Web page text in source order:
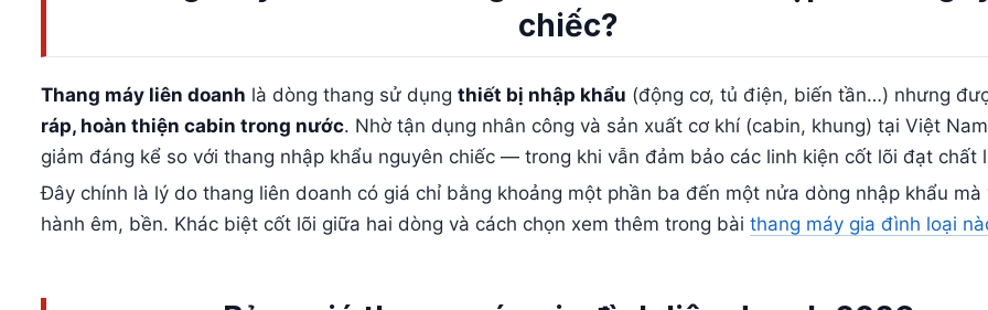
chiếc?
Thang máy liên doanh là dòng thang sử dụng thiết bị nhập khẩu (động cơ, tủ điện, biến tần…) nhưng
ráp, hoàn thiện cabin trong nước. Nhờ tận dụng nhân công và sản xuất cơ khí (cabin, khung) tại Việt
giảm đáng kể so với thang nhập khẩu nguyên chiếc — trong khi vẫn đảm bảo các linh kiện cốt lõi đạt chất
Đây chính là lý do thang liên doanh có giá chỉ bằng khoảng một phần ba đến một nửa dòng nhập khẩu mà
hành êm, bền. Khác biệt cốt lõi giữa hai dòng và cách chọn xem thêm trong bài thang máy gia đình loại